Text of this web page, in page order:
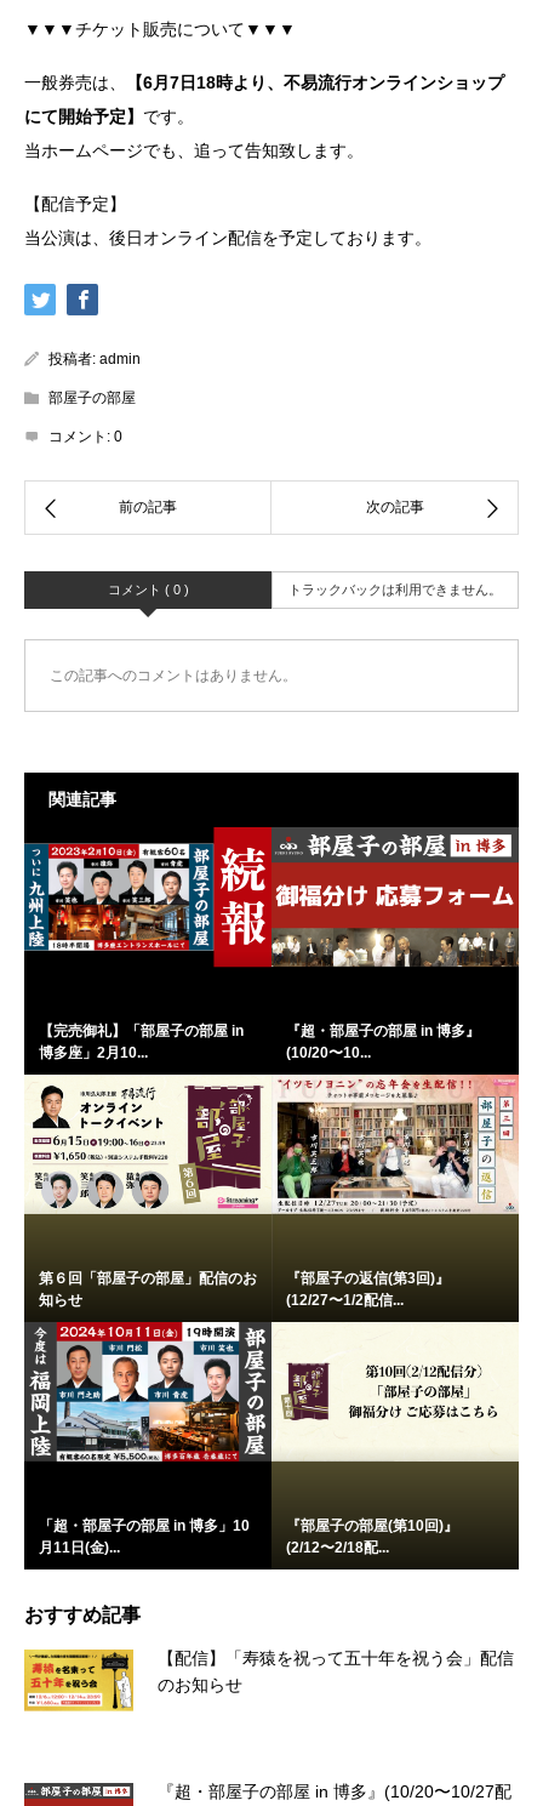
▼▼▼チケット販売について▼▼▼
一般券売は、
【6月7日18時より、不易流行オンラインショップ
にて開始予定】 です。
当ホームページでも、追って告知致します。
【配信予定】
当公演は、後日オンライン配信を予定しております。
投稿者: admin
部屋子の部屋
コメント: 0
コメント ( 0 ) トラックバックは利用できません。
この記事へのコメントはありません。
関連記事
【完売御礼】「部屋子の部屋 in
博多座」2月10...
『超・部屋子の部屋 in 博多』
(10/20〜10...
第６回「部屋子の部屋」配信のお
知らせ
『部屋子の返信(第3回)』
(12/27〜1/2配信...
「超・部屋子の部屋 in 博多」10
月11日(金)...
『部屋子の部屋(第10回)』
(2/12〜2/18配...
おすすめ記事
【配信】「寿猿を祝って五十年を祝う会」配信
のお知らせ
『超・部屋子の部屋 in 博多』(10/20〜10/27配